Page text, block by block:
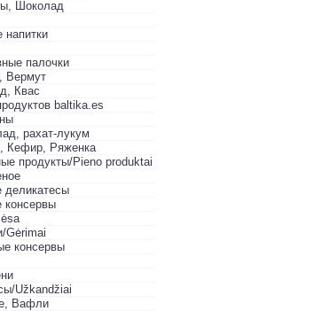
Шоколад
напитки
палочки
Вермут
Квас
baltika.es
рахат-лукум
Кефир, Ряженка
продукты/Pieno produktai
деликатесы
консервы
Gėrimai
консервы
Užkandžiai
Вафли